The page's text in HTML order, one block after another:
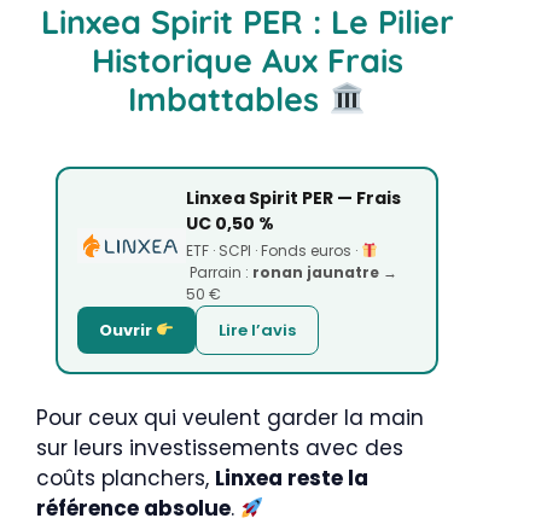
Linxea Spirit PER : Le Pilier
Historique Aux Frais
Imbattables
Linxea Spirit PER — Frais
UC 0,50 %
ETF · SCPI · Fonds euros ·
Parrain : ronan jaunatre →
50 €
Ouvrir Lire l’avis
Pour ceux qui veulent garder la main
sur leurs investissements avec des
coûts planchers, Linxea reste la
référence absolue.